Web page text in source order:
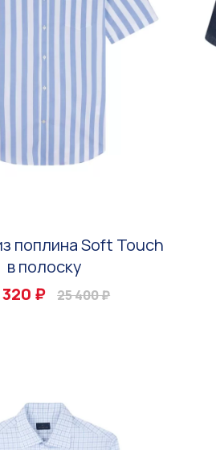
поплина Soft Touch
в полоску
₽
25 400 ₽